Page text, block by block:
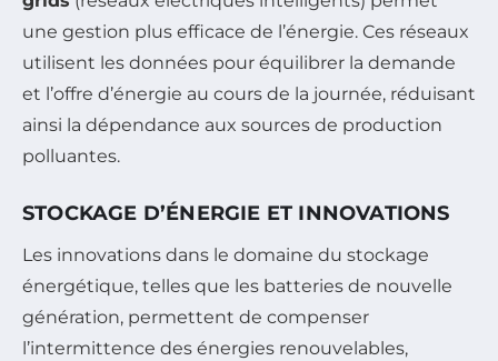
une gestion plus efficace de l’énergie. Ces réseaux
utilisent les données pour équilibrer la demande
et l’offre d’énergie au cours de la journée, réduisant
ainsi la dépendance aux sources de production
polluantes.
STOCKAGE D’ÉNERGIE ET INNOVATIONS
Les innovations dans le domaine du stockage
énergétique, telles que les batteries de nouvelle
génération, permettent de compenser
l’intermittence des énergies renouvelables,